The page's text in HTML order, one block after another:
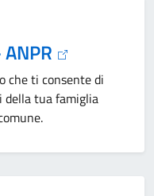
che ti consente di
della tua famiglia